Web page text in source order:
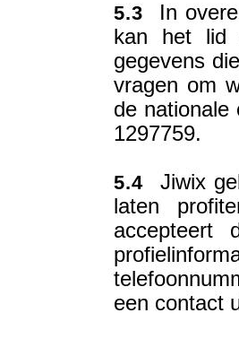
5.3 In
kan het lid
gegevens
vragen om
de nationale
1297759.
5.4 Jiwix
laten
accepteert
een contact